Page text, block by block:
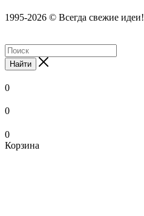
1995-2026 © Всегда свежие идеи!
Найти
0
0
0
Корзина